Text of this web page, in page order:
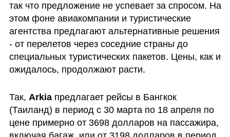
так что предложение не успевает за спросом. На
этом фоне авиакомпании и туристические
агентства предлагают альтернативные решения
- от перелетов через соседние страны до
специальных туристических пакетов. Цены, как и
ожидалось, продолжают расти.
Так, Arkia предлагает рейсы в Бангкок
(Таиланд) в период с 30 марта по 18 апреля по
цене примерно от 3698 долларов на пассажира,